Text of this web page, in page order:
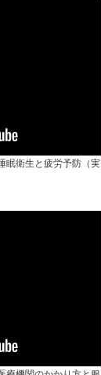
眠衛生と疲労予防（実